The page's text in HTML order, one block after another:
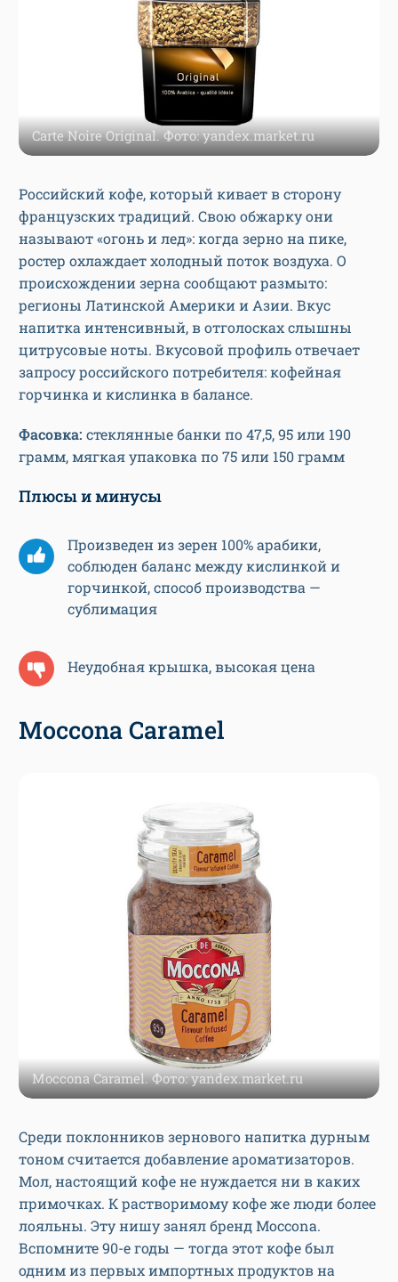
Carte Noire Original. Фото: yandex.market.ru
Российский кофе, который кивает в сторону
французских традиций. Свою обжарку они
называют «огонь и лед»: когда зерно на пике,
ростер охлаждает холодный поток воздуха. О
происхождении зерна сообщают размыто:
регионы Латинской Америки и Азии. Вкус
напитка интенсивный, в отголосках слышны
цитрусовые ноты. Вкусовой профиль отвечает
запросу российского потребителя: кофейная
горчинка и кислинка в балансе.
Фасовка: стеклянные банки по 47,5, 95 или 190
грамм, мягкая упаковка по 75 или 150 грамм
Плюсы и минусы
Произведен из зерен 100% арабики,
соблюден баланс между кислинкой и
горчинкой, способ производства —
сублимация
Неудобная крышка, высокая цена
Moccona Caramel
Moccona Caramel. Фото: yandex.market.ru
Среди поклонников зернового напитка дурным
тоном считается добавление ароматизаторов.
Мол, настоящий кофе не нуждается ни в каких
примочках. К растворимому кофе же люди более
лояльны. Эту нишу занял бренд Moccona.
Вспомните 90-е годы — тогда этот кофе был
одним из первых импортных продуктов на